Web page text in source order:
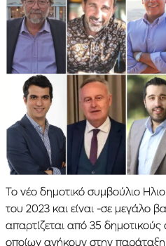
Το νέο δημοτικό συμβούλιο
του 2023 και είναι -σε μεγάλο
απαρτίζεται από 35
οποίων ανήκουν στην παράταξη